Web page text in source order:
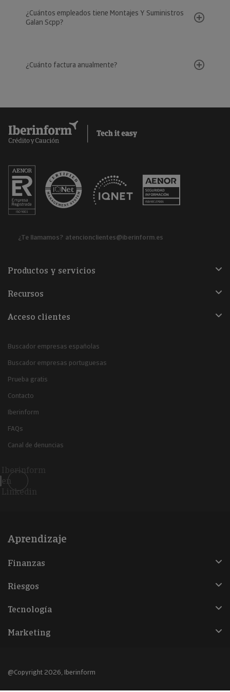
¿Cuántos empleados tiene Montajes Y Suministros
Galan Scpp?
¿Cuánto factura anualmente?
¿Te llamamos? atencionclientes@iberinform.es
Productos y servicios
Recursos
Acceso clientes
Buscador empresas españolas
Buscador empresas portuguesas
Prueba gratis
Contacto
Iberinform
FAQs
Canal de denuncias
Iberinform
en
Linkedin
Aprendizaje
Finanzas
Riesgos
Tecnología
Marketing
@Copyright 2026, Iberinform